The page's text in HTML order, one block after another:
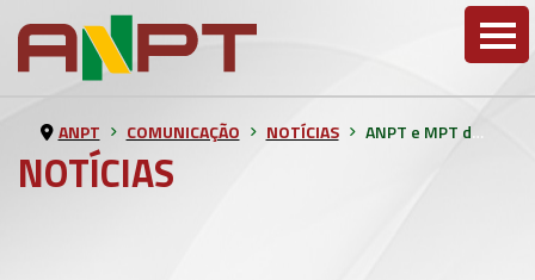
NOTÍCIAS
ANPT COMUNICAÇÃO NOTÍCIAS ANPT e MPT debatem ação que questiona destinação de valores de condenações em Ações Civis Públicas